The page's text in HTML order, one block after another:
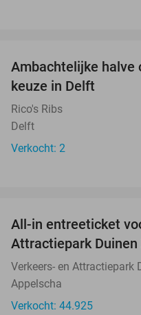
TODAY
Ambachtelijke halve
keuze in Delft
Rico's Ribs
Delft
Verkocht: 2
All-in entreeticket
Attractiepark Duinen
Verkeers- en Attractiepark
Appelscha
Verkocht: 44.925